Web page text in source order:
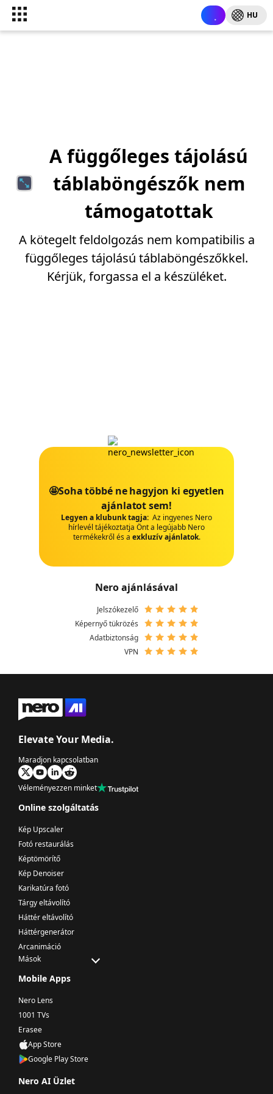
HU
A függőleges tájolású
táblaböngészők nem
támogatottak
A kötegelt feldolgozás nem kompatibilis a
függőleges tájolású táblaböngészőkkel.
Kérjük, forgassa el a készüléket.
🤩Soha többé ne hagyjon ki egyetlen
ajánlatot sem!
Legyen a klubunk tagja: Az ingyenes Nero
hírlevél tájékoztatja Önt a legújabb Nero
termékekről és a exkluzív ajánlatok.
Nero ajánlásával
Jelszókezelő
Képernyő tükrözés
Adatbiztonság
VPN
Elevate Your Media.
Maradjon kapcsolatban
Véleményezzen minket
Online szolgáltatás
Kép Upscaler
Fotó restaurálás
Képtömörítő
Kép Denoiser
Karikatúra fotó
Tárgy eltávolító
Háttér eltávolító
Háttérgenerátor
Arcanimáció
Mások
Mobile Apps
Nero Lens
1001 TVs
Erasee
App Store
Google Play Store
Nero AI Üzlet